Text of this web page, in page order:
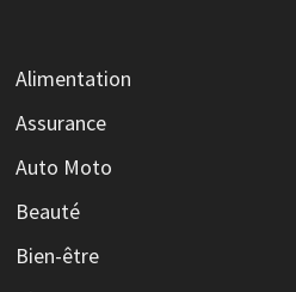
Alimentation
Assurance
Auto Moto
Beauté
Bien-être